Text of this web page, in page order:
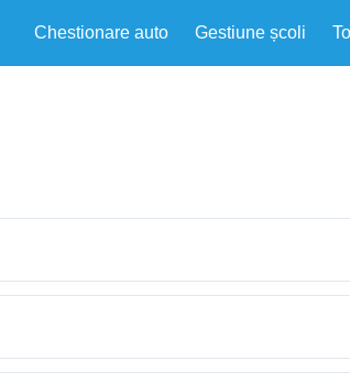
Chestionare auto Gestiune școli